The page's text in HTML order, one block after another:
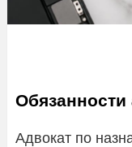
Обязанности
Адвокат по